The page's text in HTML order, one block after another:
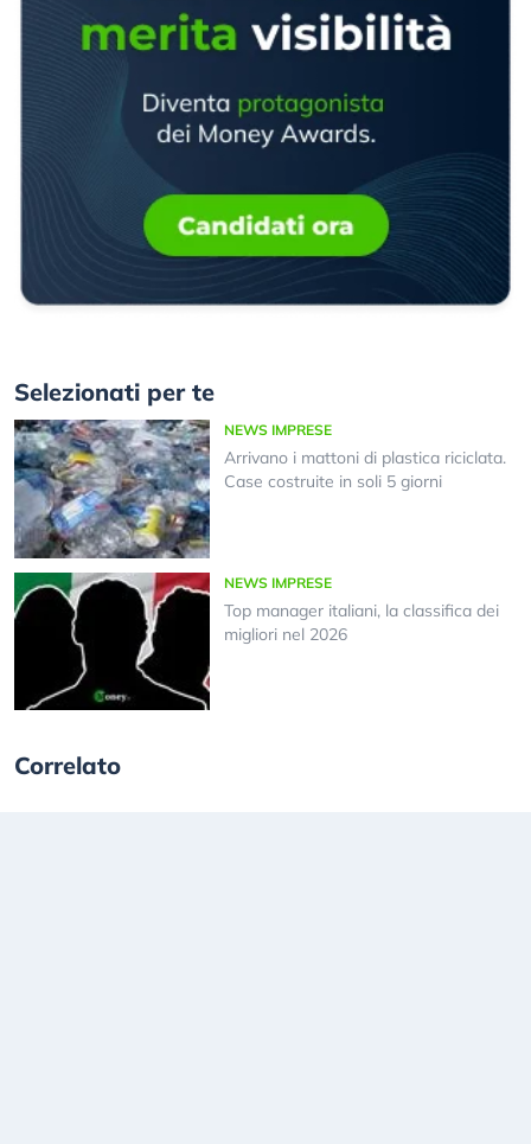
Selezionati per te
NEWS IMPRESE
Arrivano i mattoni di plastica riciclata.
Case costruite in soli 5 giorni
NEWS IMPRESE
Top manager italiani, la classifica dei
migliori nel 2026
Correlato